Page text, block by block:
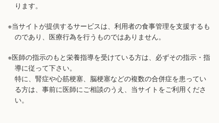
ります。
※当サイトが提供するサービスは、利用者の食事管理を支援するも
のであり、医療行為を行うものではありません。
※医師の指示のもと栄養指導を受けている方は、必ずその指示・指
導に従って下さい。
特に、腎症や心筋梗塞、脳梗塞などの複数の合併症を患ってい
る方は、事前に医師にご相談のうえ、当サイトをご利用くださ
い。